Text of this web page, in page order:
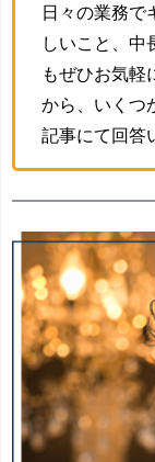
日々の業務で
しいこと、中
もぜひお気軽
から、いくつ
記事にて回答